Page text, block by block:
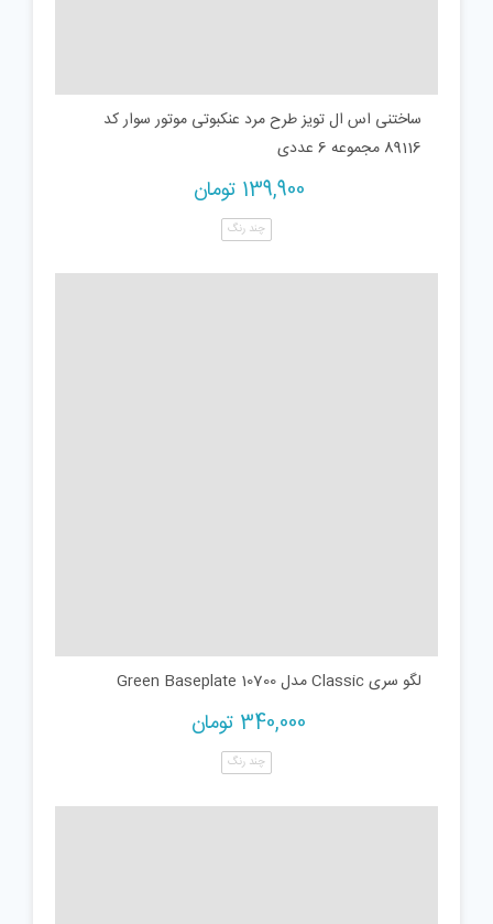
ساختنی اس ال تویز طرح مرد عنکبوتی موتور سوار کد
89116 مجموعه 6 عددی
139,900 تومان
چند رنگ
لگو سری Classic مدل Green Baseplate 10700
340,000 تومان
چند رنگ